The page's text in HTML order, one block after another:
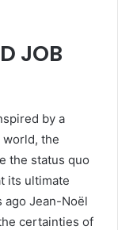
JOB
by a
world, the
the status quo
its ultimate
ago Jean-Noël
certainties of